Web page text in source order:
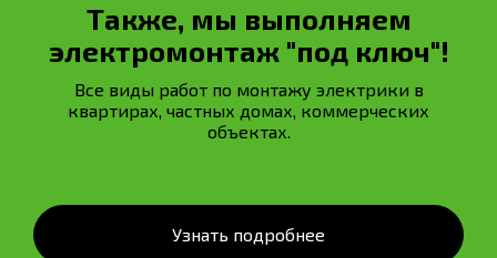
Также, мы выполняем
электромонтаж "под ключ"!
Все виды работ по монтажу электрики в
квартирах, частных домах, коммерческих
объектах.
Узнать подробнее